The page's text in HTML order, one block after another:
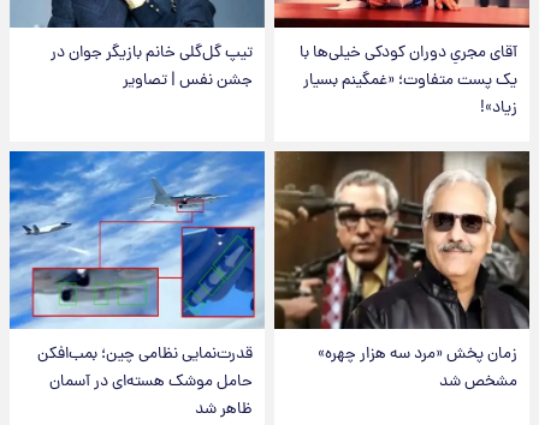
آقای مجریِ دوران کودکی خیلی‌ها با
یک پست متفاوت؛ «غمگینم بسیار
زیاد»!
تیپ گل‌گلی خانم بازیگر جوان در
جشن نفس | تصاویر
زمان پخش «مرد سه هزار چهره»
مشخص شد
قدرت‌نمایی نظامی چین؛ بمب‌افکن
حامل موشک هسته‌ای در آسمان
ظاهر شد